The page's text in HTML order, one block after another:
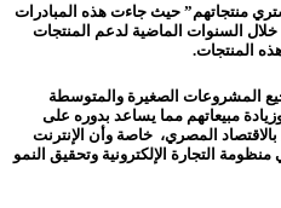
منتجاتهم” حيث جاءت هذه المبادرات
خلال السنوات الماضية لدعم المنتجات
المنتجات.
المشروعات الصغيرة والمتوسطة
مبيعاتهم مما يساعد بدوره على
المصري، خاصة وأن الإنترنت
التجارة الإلكترونية وتحقيق النمو